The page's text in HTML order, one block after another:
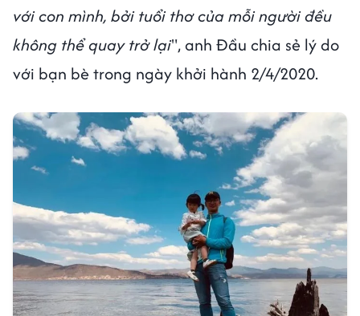
với con mình, bởi tuổi thơ của mỗi người đều
không thể quay trở lại", anh Đầu chia sẻ lý do
với bạn bè trong ngày khởi hành 2/4/2020.